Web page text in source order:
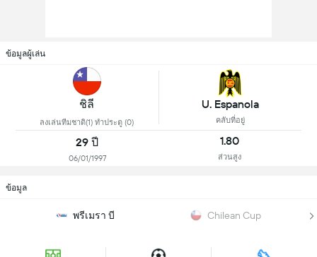
ข้อมูลผู้เล่น
ชิลี
ลงเล่นทีมชาติ(1) ทำประตู (0)
U. Espanola
คลับที่อยู่
29 ปี
06/01/1997
1.80
ส่วนสูง
ข้อมูล
พรีเมรา บี Chilean Cup